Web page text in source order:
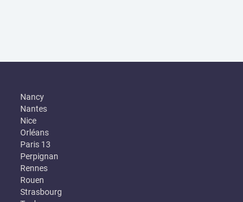
Nancy
Nantes
Nice
Orléans
Paris 13
Perpignan
Rennes
Rouen
Strasbourg